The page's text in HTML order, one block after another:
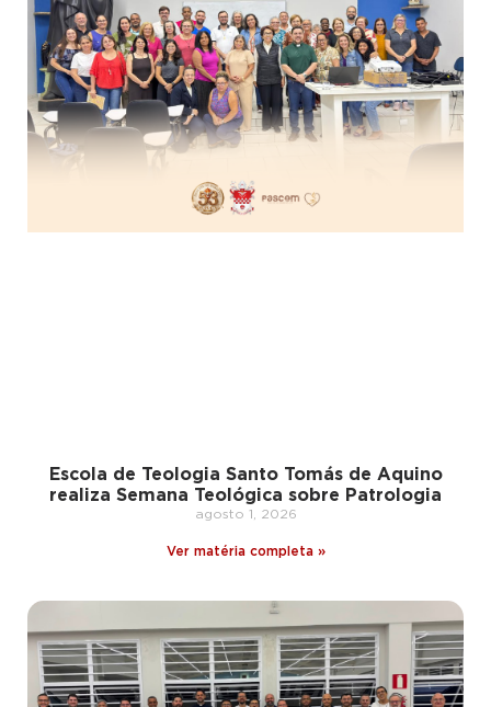
Escola de Teologia Santo Tomás de Aquino
realiza Semana Teológica sobre Patrologia
agosto 1, 2026
Ver matéria completa »